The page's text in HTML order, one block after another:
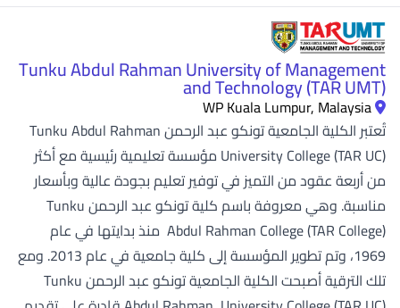
Tunku Abdul Rahman University of Management
and Technology (TAR UMT)
WP Kuala Lumpur, Malaysia
تُعتبر الكلية الجامعية تونكو عبد الرحمن Tunku Abdul Rahman
University College (TAR UC) مؤسسة تعليمية رئيسية مع أكثر
من أربعة عقود من التميز في توفير تعليم بجودة عالية وبأسعار
مناسبة. وهي معروفة باسم كلية تونكو عبد الرحمن Tunku
Abdul Rahman College (TAR College) منذ بدايتها في عام
1969، وتم تطوير المؤسسة إلى كلية جامعية في عام 2013. ومع
تلك الترقية أصبحت الكلية الجامعية تونكو عبد الرحمن Tunku